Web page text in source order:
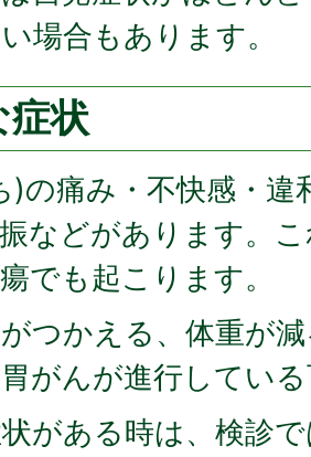
場合もあります。
症状
)の痛み・不快感・違
などがあります。
でも起こります。
つかえる、体重が
がんが進行してい
がある時は、検診